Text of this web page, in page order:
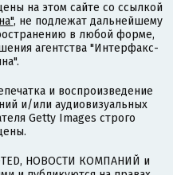
на этом сайте со ссылкой
, не подлежат дальнейшему
в любой форме,
агентства "Интерфакс-
и воспроизведение
и/или аудиовизуальных
Getty Images строго
НОВОСТИ КОМПАНИЙ и